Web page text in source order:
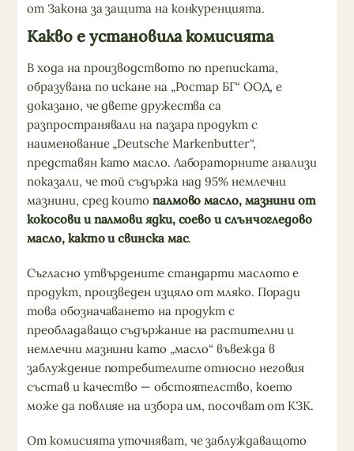
от Закона за защита на конкуренцията.
Какво е установила комисията
В хода на производството по преписката,
образувана по искане на „Ростар БГ“ ООД, е
доказано, че двете дружества са
разпространявали на пазара продукт с
наименование „Deutsche Markenbutter“,
представян като масло. Лабораторните анализи
показали, че той съдържа над 95% немлечни
мазнини, сред които палмово масло, мазнини от
кокосови и палмови ядки, соево и слънчогледово
масло, както и свинска мас.
Съгласно утвърдените стандарти маслото е
продукт, произведен изцяло от мляко. Поради
това обозначаването на продукт с
преобладаващо съдържание на растителни и
немлечни мазнини като „масло“ въвежда в
заблуждение потребителите относно неговия
състав и качество — обстоятелство, което
може да повлияе на избора им, посочват от КЗК.
От комисията уточняват, че заблуждаващото